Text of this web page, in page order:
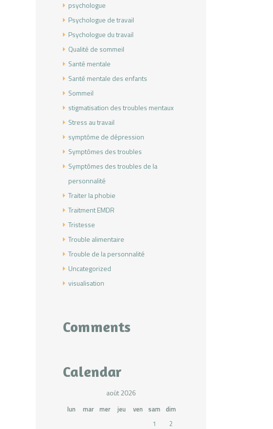
psychologue
Psychologue de travail
Psychologue du travail
Qualité de sommeil
Santé mentale
Santé mentale des enfants
Sommeil
stigmatisation des troubles mentaux
Stress au travail
symptôme de dépression
Symptômes des troubles
Symptômes des troubles de la
personnalité
Traiter la phobie
Traitment EMDR
Tristesse
Trouble alimentaire
Trouble de la personnalité
Uncategorized
visualisation
Comments
Calendar
août 2026
lun mar mer jeu ven sam dim
1
2